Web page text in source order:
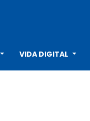
VIDA DIGITAL